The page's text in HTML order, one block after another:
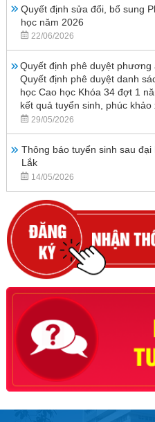
Quyết định sửa đổi, bổ sung
học năm 2026
22/06/2026
Quyết định phê duyệt
Quyết định phê duyệt danh
học Cao học Khóa 34 đợt 1
kết quả tuyển sinh, phúc khảo
29/05/2026
Thông báo tuyển sinh sau
Lắk
14/05/2026